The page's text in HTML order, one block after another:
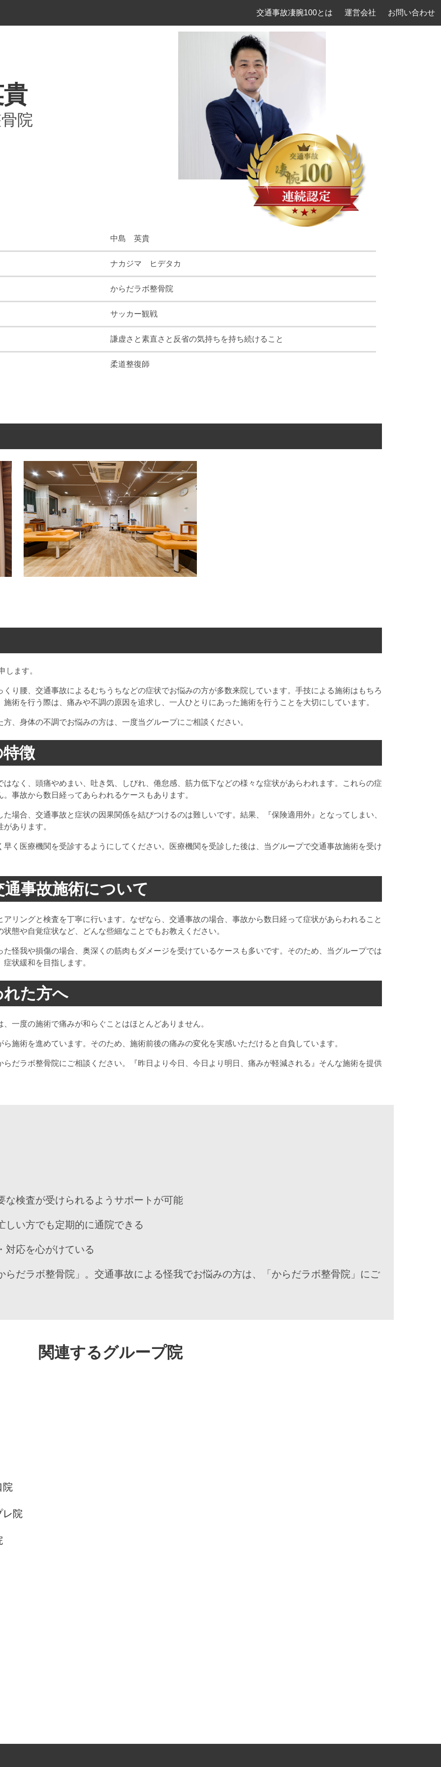
交通事故凄腕100とは 運営会社 お問い合わせ
院
中島 英貴
ナカジマ ヒデタカ
からだラボ整骨院
サッカー観戦
謙虚さと素直さと反省の気持ちを持ち続けること
柔道整復師
します。
り腰、交通事故によるむちうちなどの症状でお悩みの方が多数来院しています。手技による施術はもちろ
術を行う際は、痛みや不調の原因を追求し、一人ひとりにあった施術を行うことを大切にしています。
、身体の不調でお悩みの方は、一度当グループにご相談ください。
徴
なく、頭痛やめまい、吐き気、しびれ、倦怠感、筋力低下などの様々な症状があらわれます。これらの症
事故から数日経ってあらわれるケースもあります。
場合、交通事故と症状の因果関係を結びつけるのは難しいです。結果、『保険適用外』となってしまい、
あります。
く医療機関を受診するようにしてください。医療機関を受診した後は、当グループで交通事故施術を受け
事故施術について
リングと検査を丁寧に行います。なぜなら、交通事故の場合、事故から数日経って症状があらわれること
態や自覚症状など、どんな些細なことでもお教えください。
怪我や損傷の場合、奥深くの筋肉もダメージを受けているケースも多いです。そのため、当グループでは
状緩和を目指します。
た方へ
一度の施術で痛みが和らぐことはほとんどありません。
施術を進めています。そのため、施術前後の痛みの変化を実感いただけると自負しています。
だラボ整骨院にご相談ください。『昨日より今日、今日より明日、痛みが軽減される』そんな施術を提供
な検査が受けられるようサポートが可能
しい方でも定期的に通院できる
対応を心がけている
らだラボ整骨院」。交通事故による怪我でお悩みの方は、「からだラボ整骨院」にご
関連するグループ院
院
レ院